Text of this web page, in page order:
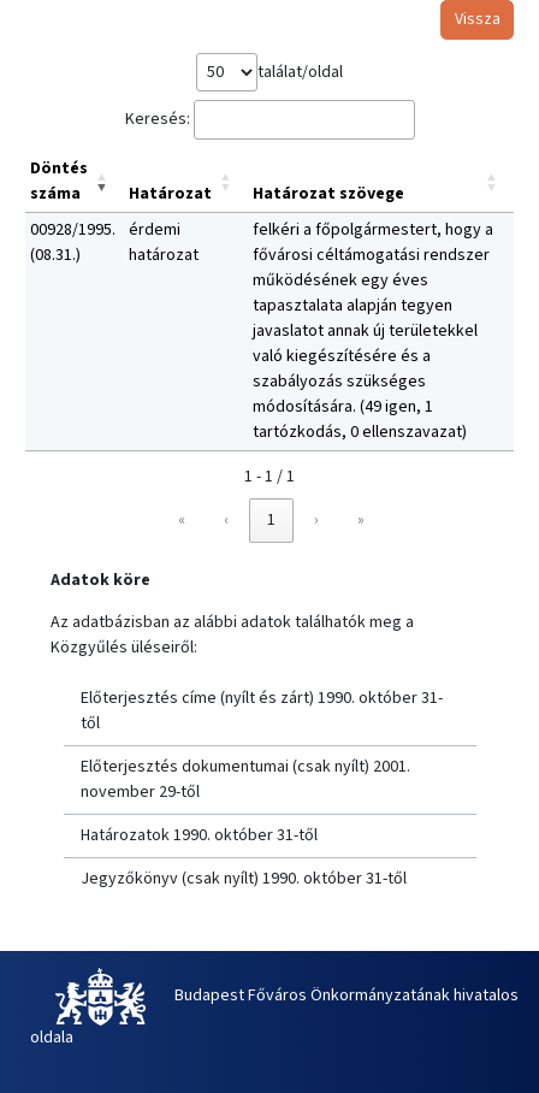
Vissza
találat/oldal
Keresés:
Döntés
száma
Határozat
Határozat szövege
00928/1995.
(08.31.)
érdemi
határozat
felkéri a főpolgármestert, hogy a
fővárosi céltámogatási rendszer
működésének egy éves
tapasztalata alapján tegyen
javaslatot annak új területekkel
való kiegészítésére és a
szabályozás szükséges
módosítására. (49 igen, 1
tartózkodás, 0 ellenszavazat)
1 - 1 / 1
«
‹ 1 › »
Adatok köre
Az adatbázisban az alábbi adatok találhatók meg a
Közgyűlés üléseiről:
Előterjesztés címe (nyílt és zárt) 1990. október 31-
től
Előterjesztés dokumentumai (csak nyílt) 2001.
november 29-től
Határozatok 1990. október 31-től
Jegyzőkönyv (csak nyílt) 1990. október 31-től
Budapest Főváros Önkormányzatának hivatalos
oldala